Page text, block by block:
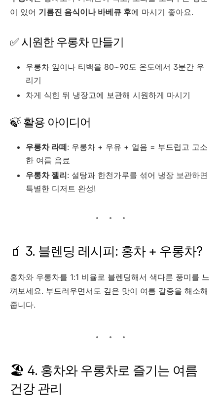
이 있어 기름진 음식이나 바베큐 후에 마시기 좋아요.
✅ 시원한 우롱차 만들기
우롱차 잎이나 티백을 80~90도 온도에서 3분간 우
리기
차게 식힌 뒤 냉장고에 보관해 시원하게 마시기
🍃 활용 아이디어
우롱차 라떼: 우롱차 + 우유 + 얼음 = 부드럽고 고소
한 여름 음료
우롱차 젤리: 설탕과 한천가루를 섞어 냉장 보관하면
특별한 디저트 완성!
🧃 3. 블렌딩 레시피: 홍차 + 우롱차?
홍차와 우롱차를 1:1 비율로 블렌딩해서 색다른 풍미를 느
껴보세요. 부드러우면서도 깊은 맛이 여름 갈증을 해소해
줍니다.
🏖️ 4. 홍차와 우롱차로 즐기는 여름
건강 관리